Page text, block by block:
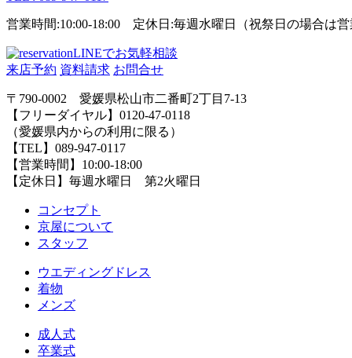
営業時間:10:00-18:00 定休日:毎週水曜日（祝祭日の場合は営
LINEでお気軽相談
来店予約 資料請求 お問合せ
〒790-0002 愛媛県松山市二番町2丁目7-13
【フリーダイヤル】0120-47-0118
（愛媛県内からの利用に限る）
【TEL】089-947-0117
【営業時間】10:00-18:00
【定休日】毎週水曜日 第2火曜日
コンセプト
京屋について
スタッフ
ウエディングドレス
着物
メンズ
成人式
卒業式